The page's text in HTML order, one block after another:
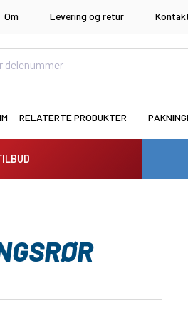
Om Levering og retur
RELATERTE PRODUKTER